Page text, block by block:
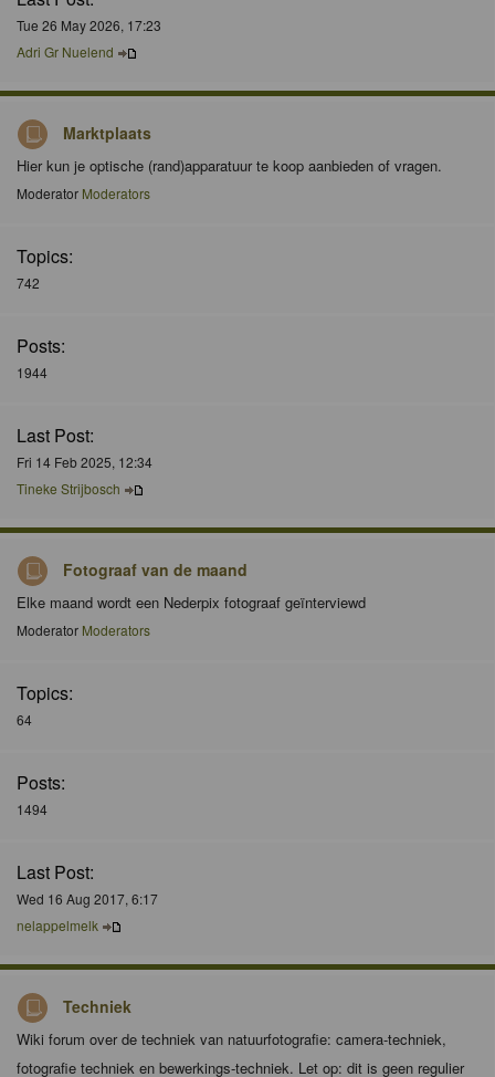
Tue 26 May 2026, 17:23
Adri Gr Nuelend
Marktplaats
Hier kun je optische (rand)apparatuur te koop aanbieden of vragen.
Moderator Moderators
Topics:
742
Posts:
1944
Last Post:
Fri 14 Feb 2025, 12:34
Tineke Strijbosch
Fotograaf van de maand
Elke maand wordt een Nederpix fotograaf geïnterviewd
Moderator Moderators
Topics:
64
Posts:
1494
Last Post:
Wed 16 Aug 2017, 6:17
nelappelmelk
Techniek
Wiki forum over de techniek van natuurfotografie: camera-techniek,
fotografie techniek en bewerkings-techniek. Let op: dit is geen regulier